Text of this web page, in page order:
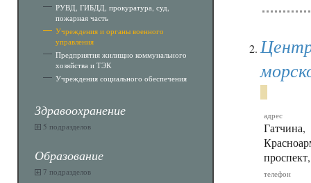
РУВД, ГИБДД, прокуратура, суд,
пожарная часть
Учреждения и органы военного
управления
Предприятия жилищно коммунального
хозяйства и ТЭК
Учреждения социального обеспечения
Здравоохранение
5 подразделов
Образование
7 подразделов
адрес
Гатчина,
телефон